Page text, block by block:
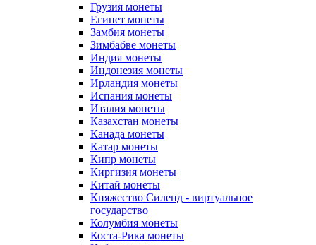
Грузия монеты
Египет монеты
Замбия монеты
Зимбабве монеты
Индия монеты
Индонезия монеты
Ирландия монеты
Испания монеты
Италия монеты
Казахстан монеты
Канада монеты
Катар монеты
Кипр монеты
Киргизия монеты
Китай монеты
Княжество Силенд - виртуальное
государство
Колумбия монеты
Коста-Рика монеты